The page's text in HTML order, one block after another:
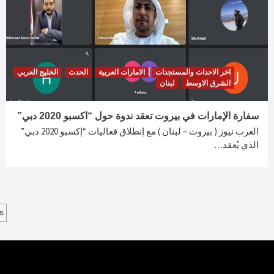
اخر الاحداث والمستجدات الامارات العربية الحدث
الخليج العربي
الشرق الاوسط
لبنان
سفارة الإمارات في بيروت تعقد ندوة حول “اكسبو 2020 دبي”
العرب نيوز ( بيروت – لبنان ) مع إنطلاق فعاليات “إكسبو 2020 دبي”
الذي يُعقد…